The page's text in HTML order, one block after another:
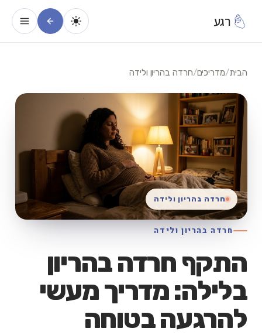
רגע
הבית/מדריכים/חרדה בהריון ולידה
חרדה בהריון ולידה
התקף חרדה בהריון
בלילה: מדריך מעשי
להרגעה בטוחה
חרדה בהריון ולידה